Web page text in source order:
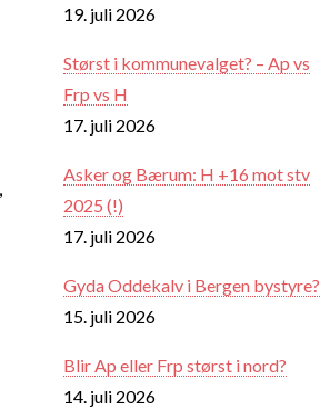
19. juli 2026
Størst i kommunevalget? – Ap vs
Frp vs H
17. juli 2026
Asker og Bærum: H +16 mot stv
2025 (!)
17. juli 2026
Gyda Oddekalv i Bergen bystyre?
15. juli 2026
Blir Ap eller Frp størst i nord?
14. juli 2026